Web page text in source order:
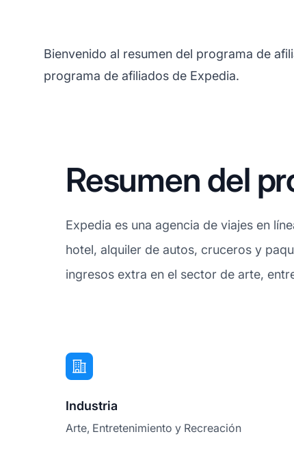
Bienvenido al resumen del programa de
programa de afiliados de Expedia.
Resumen del
Expedia es una agencia de viajes en
hotel, alquiler de autos, cruceros y
ingresos extra en el sector de arte,
Industria
Arte, Entretenimiento y Recreación